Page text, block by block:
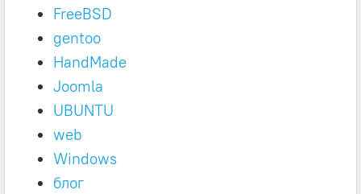
FreeBSD
gentoo
HandMade
Joomla
UBUNTU
web
Windows
блог